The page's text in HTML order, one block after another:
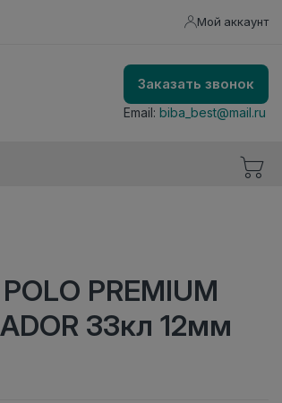
Мой аккаунт
Заказать звонок
Email: biba_best@mail.ru
PREMIUM
33кл 12мм